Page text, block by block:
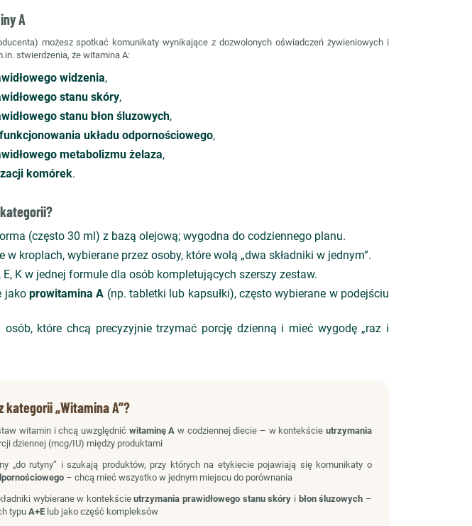
A
możesz spotkać komunikaty wynikające z dozwolonych oświadczeń żywieniowych i
stwierdzenia, że witamina A:
widzenia,
stanu skóry,
stanu błon śluzowych,
układu odpornościowego,
metabolizmu żelaza,
komórek.
(często 30 ml) z bazą olejową; wygodna do codziennego planu.
w kroplach, wybierane przez osoby, które wolą „dwa składniki w jednym”.
K w jednej formule dla osób kompletujących szerszy zestaw.
jakoprowitamina A (np. tabletki lub kapsułki), często wybierane w podejściu
które chcą precyzyjnie trzymać porcję dzienną i mieć wygodę „raz i
kategorii „Witamina A”?
witamin i chcą uwzględnić witaminę A w codziennej diecie – w kontekścieutrzymania
dziennej (mcg/IU) między produktami
„do rutyny” i szukają produktów, przy których na etykiecie pojawiają się komunikaty o
– chcą mieć wszystko w jednym miejscu do porównania
wybierane w kontekścieutrzymania prawidłowego stanu skóry i błon śluzowych –
typuA+E lub jako część kompleksów